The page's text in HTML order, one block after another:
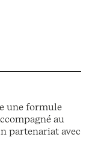
une formule
au
partenariat avec